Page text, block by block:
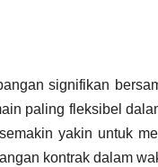
signifikan
paling fleksibel
yakin untuk
kontrak dalam